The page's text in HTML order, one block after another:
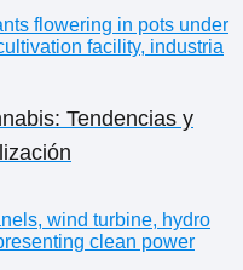
Tendencias y